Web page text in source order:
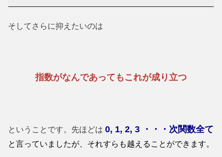
そしてさらに抑えたいのは
指数がなんであってもこれが成り立つ
ということです。先ほどは 0, 1, 2, 3 ・・・次関数全て
と言っていましたが、それすらも越えることができます。